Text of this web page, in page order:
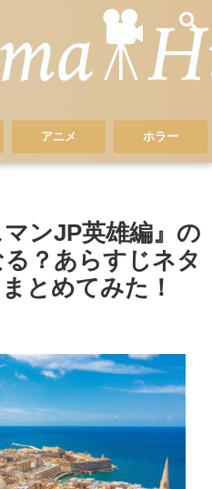
アニメ ホラー
マンJP英雄編』の
？あらすじネタ
とめてみた！